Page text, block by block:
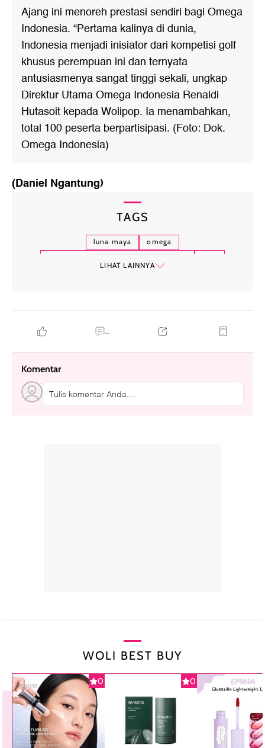
Ajang ini menoreh prestasi sendiri bagi Omega
Indonesia. “Pertama kalinya di dunia,
Indonesia menjadi inisiator dari kompetisi golf
khusus perempuan ini dan ternyata
antusiasmenya sangat tinggi sekali, ungkap
Direktur Utama Omega Indonesia Renaldi
Hutasoit kepada Wolipop. Ia menambahkan,
total 100 peserta berpartisipasi. (Foto: Dok.
Omega Indonesia)
(Daniel Ngantung)
TAGS
luna maya
omega
LIHAT LAINNYA
...
Komentar
Tulis komentar Anda....
WOLI BEST BUY
0 0